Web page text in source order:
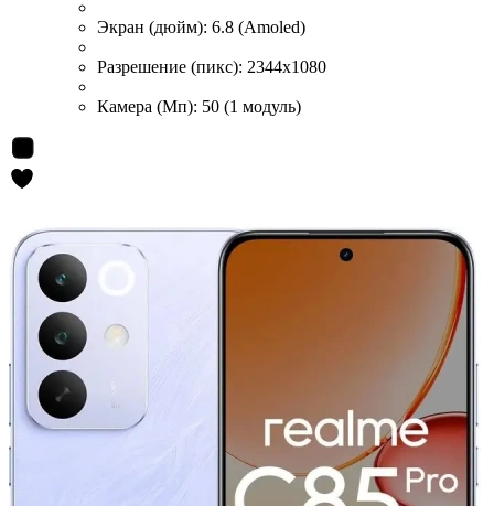
Экран (дюйм): 6.8 (Amoled)
Разрешение (пикс): 2344x1080
Камера (Мп): 50 (1 модуль)